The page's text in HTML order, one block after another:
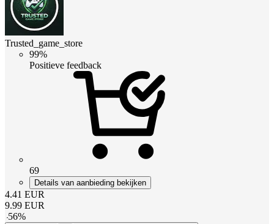
Trusted_game_store
99%
Positieve feedback
69
Details van aanbieding bekijken
4.41 EUR
9.99 EUR
-56%